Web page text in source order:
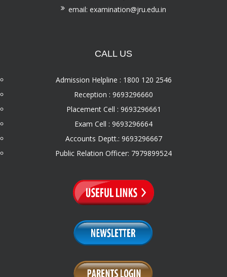
email: examination@jru.edu.in
CALL US
Admission Helpline : 1800 120 2546
Reception : 9693296660
Placement Cell : 9693296661
Exam Cell : 9693296664
Accounts Deptt.: 9693296667
Public Relation Officer: 7979899524